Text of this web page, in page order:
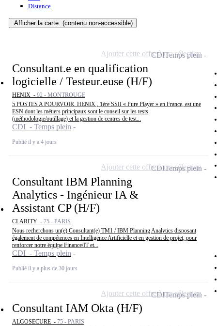
Distance
Afficher la carte (contenu non-accessible)
Consultant.e en qualification
logicielle / Testeur.euse (H/F)
HENIX - 92 - MONTROUGE
5 POSTES A POURVOIR. HENIX , 1ère SSII « Pure Player » en France, est une
ESN dont les métiers principaux sont le conseil sur les tests
(méthodologie/outillage) et la gestion de centres de test...
CDI - Temps plein
Publié il y a 4 jours
CDITemps plein
Ajouter cette offre à ma sélection
Consultant IBM Planning
Analytics - Ingénieur IA &
Assistant CP (H/F)
CLARITY - 75 - PARIS
Nous recherchons un(e) Consultant(e) TM1 / IBM Planning Analytics disposant
également de compétences en Intelligence Artificielle et en gestion de projet, pour
renforcer notre équipe Finance/IT et...
CDI - Temps plein
Publié il y a plus de 30 jours
CDITemps plein
Ajouter cette offre à ma sélection
Consultant IAM Okta (H/F)
ALGOSECURE - 75 - PARIS
CDITemps plein
Ajouter cette offre à ma sélection